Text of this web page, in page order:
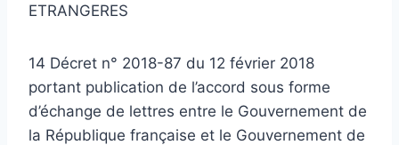
ETRANGERES
14 Décret n° 2018-87 du 12 février 2018
portant publication de l’accord sous forme
d’échange de lettres entre le Gouvernement de
la République française et le Gouvernement de